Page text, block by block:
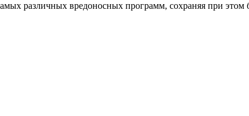
различных вредоносных программ, сохраняя при этом